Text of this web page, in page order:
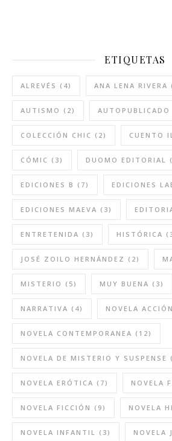
ETIQUETAS
ALREVÉS (4) ANA LENA RIVERA
AUTISMO (2) AUTOPUBLICADO
COLECCIÓN CHIC (2) CUENTO
CÓMIC (3) DUOMO EDITORIAL
EDICIONES B (7) EDICIONES
EDICIONES MAEVA (3)
ENTRETENIDA (3) HISTÓRICA
JOSÉ ZOILO HERNÁNDEZ (2)
MISTERIO (5) MUY BUENA (3)
NARRATIVA (4) NOVELA ACCIÓN
NOVELA CONTEMPORANEA (12)
NOVELA DE MISTERIO Y SUSPENSE
NOVELA ERÓTICA (7) NOVELA
NOVELA FICCIÓN (9) NOVELA
NOVELA INFANTIL (3) NOVELA